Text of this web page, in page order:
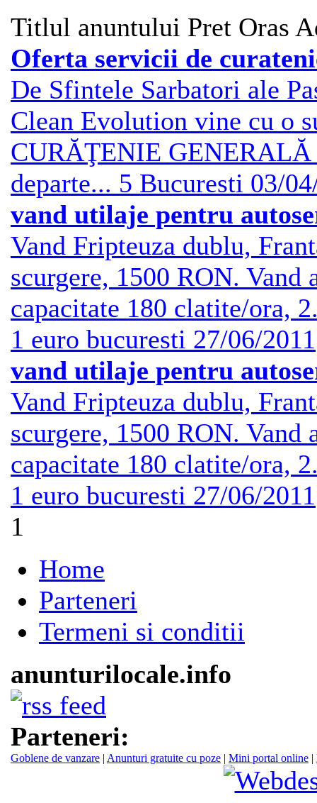
Titlul anuntului Pret Oras
Oferta servicii de
De Sfintele Sarbatori ale
Clean Evolution vine cu o
CURĂŢENIE GENERALĂ
departe... 5 Bucuresti 03/
vand utilaje pentru
Vand Fripteuza dublu,
scurgere, 1500 RON. Vand
capacitate 180 clatite/ora,
1 euro bucuresti 27/06/2011
vand utilaje pentru
Vand Fripteuza dublu,
scurgere, 1500 RON. Vand
capacitate 180 clatite/ora,
1 euro bucuresti 27/06/2011
1
Home
Parteneri
Termeni si conditii
anunturilocale.info
Parteneri:
Goblene de vanzare | Anunturi gratuite cu poze | Mini portal online |